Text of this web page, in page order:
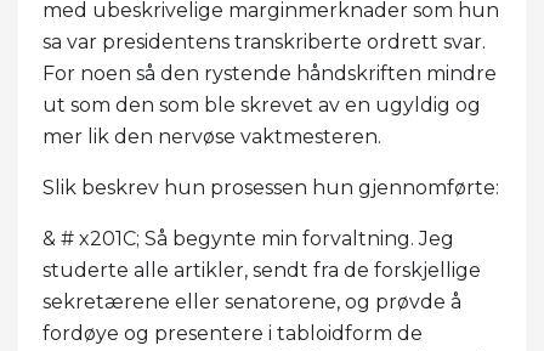
med ubeskrivelige marginmerknader som hun
sa var presidentens transkriberte ordrett svar.
For noen så den rystende håndskriften mindre
ut som den som ble skrevet av en ugyldig og
mer lik den nervøse vaktmesteren.
Slik beskrev hun prosessen hun gjennomførte:
& # x201C; Så begynte min forvaltning. Jeg
studerte alle artikler, sendt fra de forskjellige
sekretærene eller senatorene, og prøvde å
fordøye og presentere i tabloidform de